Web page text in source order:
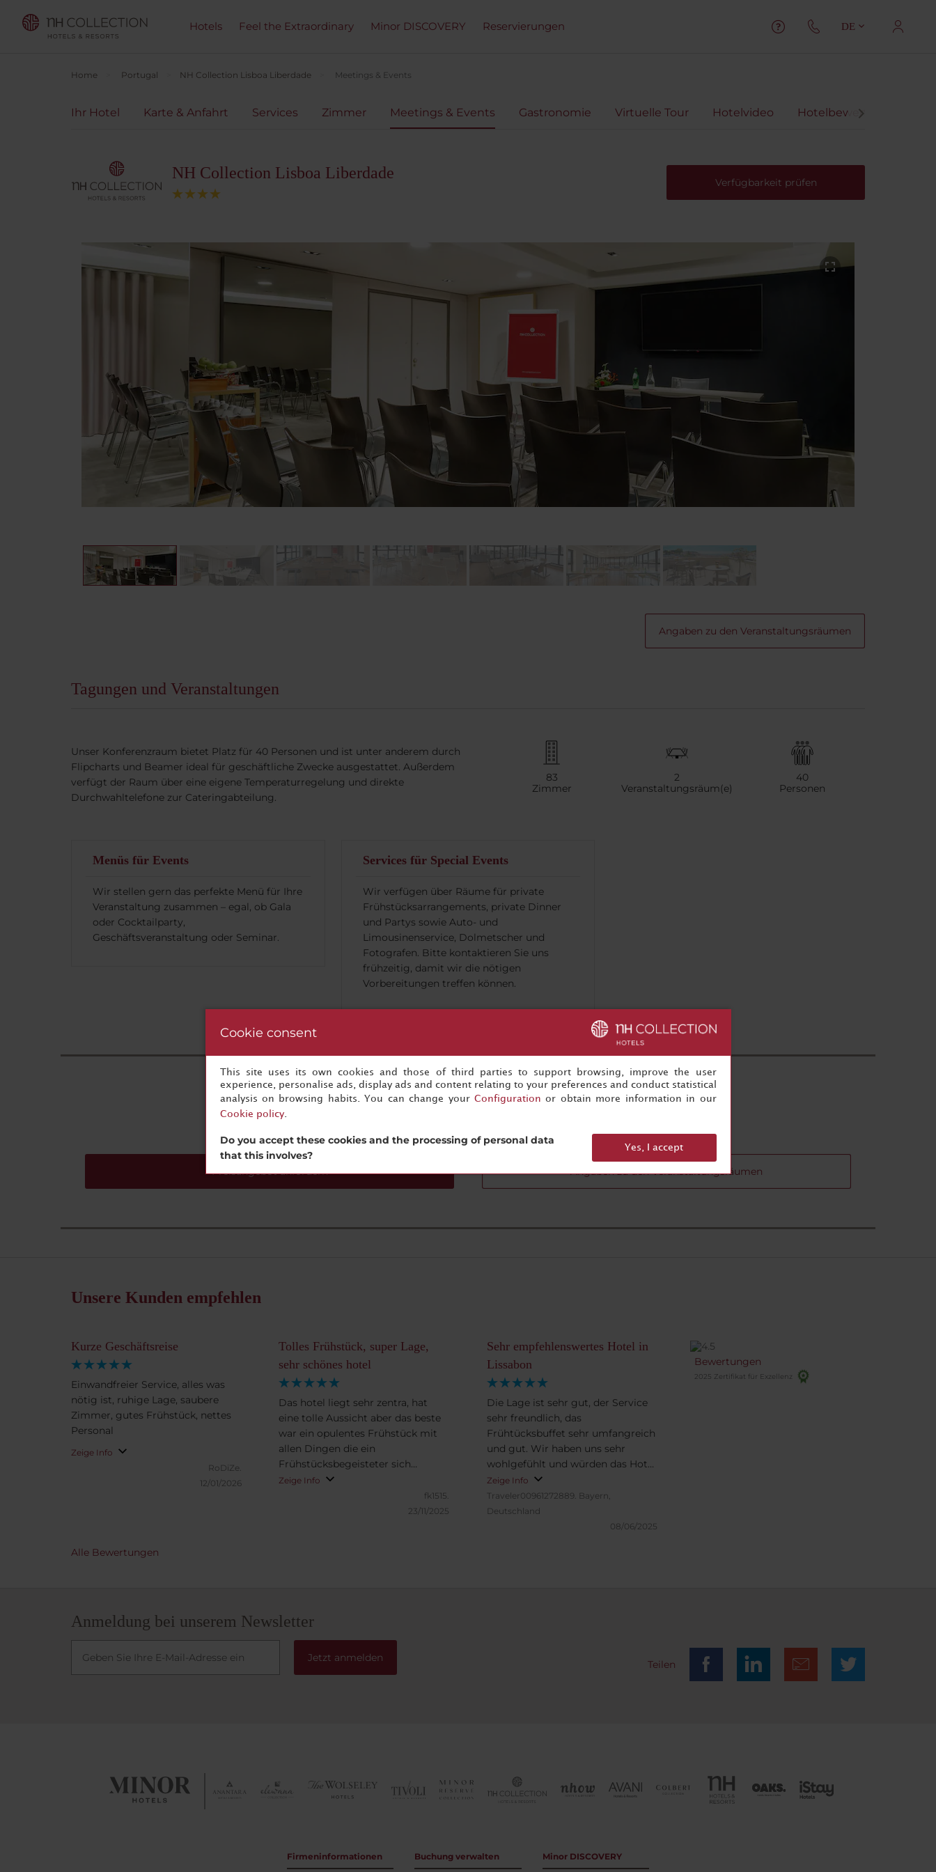
Hotels Feel the Extraordinary Minor DISCOVERY Reservierungen DE
Home Portugal NH Collection Lisboa Liberdade Meetings & Events
Ihr Hotel Karte & Anfahrt Services Zimmer Meetings & Events Gastronomie Virtuelle Tour Hotelvideo Hotelbewertungen
NH Collection Lisboa Liberdade
Verfügbarkeit prüfen
Angaben zu den Veranstaltungsräumen
Tagungen und Veranstaltungen
Unser Konferenzraum bietet Platz für 40 Personen und ist unter anderem durch
Flipcharts und Beamer ideal für geschäftliche Zwecke ausgestattet. Außerdem
verfügt der Raum über eine eigene Temperaturregelung und direkte
Durchwahltelefone zur Cateringabteilung.
83
Zimmer
2
Veranstaltungsräum(e)
40
Personen
Menüs für Events
Wir stellen gern das perfekte Menü für Ihre
Veranstaltung zusammen – egal, ob Gala
oder Cocktailparty,
Geschäftsveranstaltung oder Seminar.
Services für Special Events
Wir verfügen über Räume für private
Frühstücksarrangements, private Dinner
und Partys sowie Auto- und
Limousinenservice, Dolmetscher und
Fotografen. Bitte kontaktieren Sie uns
frühzeitig, damit wir die nötigen
Vorbereitungen treffen können.
Ihre nächste erfolgreiche Veranstaltung ist nur einen Klick entfernt
Preisangebot anfordern Angaben zu den Veranstaltungsräumen
Unsere Kunden empfehlen
Kurze Geschäftsreise
Einwandfreier Service, alles was
nötig ist, ruhige Lage, saubere
Zimmer, gutes Frühstück, nettes
Personal
Zeige Info
RoDiZe.
12/01/2026
Tolles Frühstück, super Lage,
sehr schönes hotel
Das hotel liegt sehr zentra, hat
eine tolle Aussicht aber das beste
war ein opulentes Frühstück mit
allen Dingen die ein
Frühstücksbegeisteter sich
wünscht. Kann ich empfehlen.
Zeige Info
fk1515.
23/11/2025
Sehr empfehlenswertes Hotel in
Lissabon
Die Lage ist sehr gut, der Service
sehr freundlich, das
Frühtücksbuffet sehr umfangreich
und gut. Wir haben uns sehr
wohlgefühlt und würden das Hotel
sehr empfehlen.
Zeige Info
Traveler00961272889. Bayern,
Deutschland
08/06/2025
Bewertungen
2025 Zertifikat für Exzellenz
Alle Bewertungen
Anmeldung bei unserem Newsletter
Jetzt anmelden
Teilen
Firmeninformationen Buchung verwalten Minor DISCOVERY
Cookie consent
This site uses its own cookies and those of third parties to support browsing, improve the user
experience, personalise ads, display ads and content relating to your preferences and conduct statistical
analysis on browsing habits. You can change your Configuration or obtain more information in our
Cookie policy.
Do you accept these cookies and the processing of personal data
that this involves?
Yes, I accept